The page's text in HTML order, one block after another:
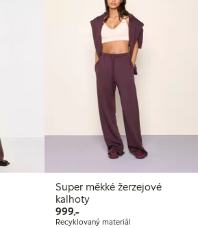
Super měkké žerzejové
kalhoty
999,-999,00 Kč
Recyklovaný materiál